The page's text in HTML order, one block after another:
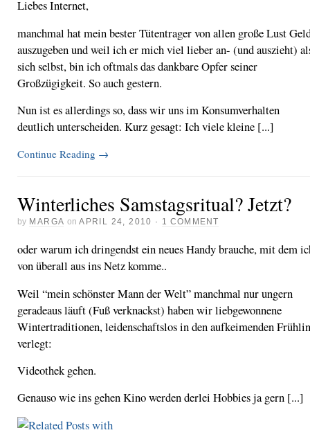
Liebes Internet,
manchmal hat mein bester Tütentrager von allen große Lust
auszugeben und weil ich er mich viel lieber an- (und auszieht)
sich selbst, bin ich oftmals das dankbare Opfer seiner
Großzügigkeit. So auch gestern.
Nun ist es allerdings so, dass wir uns im Konsumverhalten
deutlich unterscheiden. Kurz gesagt: Ich viele kleine [...]
Continue Reading →
Winterliches Samstagsritual? Jetzt?
by MARGA on APRIL 24, 2010 · 1 COMMENT
oder warum ich dringendst ein neues Handy brauche, mit dem
von überall aus ins Netz komme..
Weil “mein schönster Mann der Welt” manchmal nur ungern
geradeaus läuft (Fuß verknackst) haben wir liebgewonnene
Wintertraditionen, leidenschaftslos in den aufkeimenden
verlegt:
Videothek gehen.
Genauso wie ins gehen Kino werden derlei Hobbies ja gern [...]